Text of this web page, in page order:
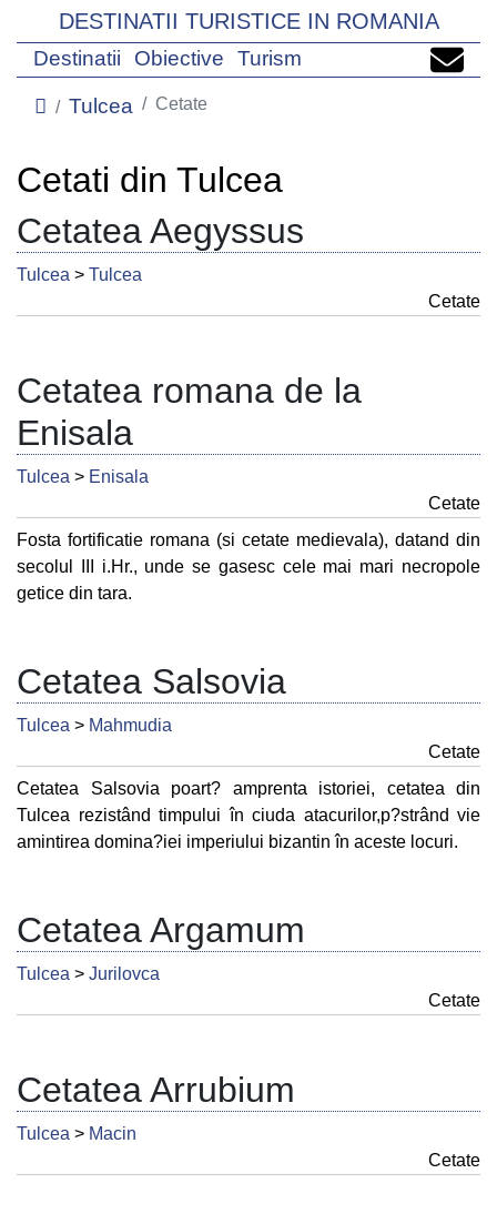
DESTINATII TURISTICE IN ROMANIA
Destinatii Obiective Turism
Tulcea Cetate
Cetati din Tulcea
Cetatea Aegyssus
Tulcea > Tulcea
Cetate
Cetatea romana de la
Enisala
Tulcea > Enisala
Cetate
Fosta fortificatie romana (si cetate medievala), datand din
secolul III i.Hr., unde se gasesc cele mai mari necropole
getice din tara.
Cetatea Salsovia
Tulcea > Mahmudia
Cetate
Cetatea Salsovia poart? amprenta istoriei, cetatea din
Tulcea rezistând timpului în ciuda atacurilor,p?strând vie
amintirea domina?iei imperiului bizantin în aceste locuri.
Cetatea Argamum
Tulcea > Jurilovca
Cetate
Cetatea Arrubium
Tulcea > Macin
Cetate